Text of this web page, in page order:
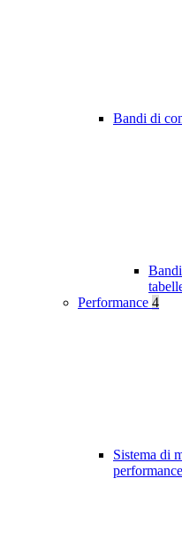
Bandi di
Performance 4
Sistema di
performance